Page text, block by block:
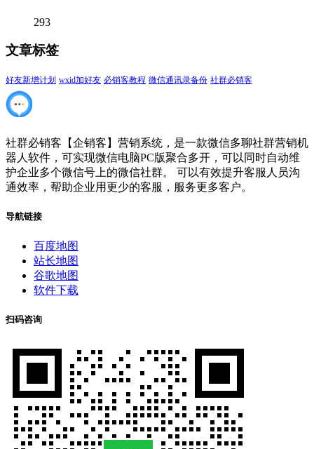
293
文章标签
好友新增计划 wxid加好友 必销客教程 微信通讯录备份 社群必销客
社群必销客【企销客】营销系统，是一款微信多聊社群营销机
器人软件，可实现微信电脑PC版聚合多开，可以同时自动维
护企业多个微信号上的微信社群。 可以有效提升客服人员沟
通效率，帮助企业用更少的客服，服务更多客户。
导航链接
百度地图
站长地图
谷歌地图
软件下载
扫码咨询